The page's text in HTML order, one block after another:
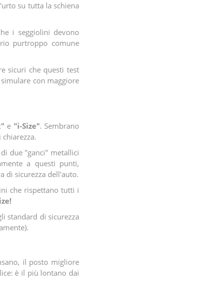
su tutta la schiena
i seggiolini devono
purtroppo comune
sicuri che questi test
con maggiore
e "i-Size". Sembrano
due "ganci" metallici
a questi punti,
di sicurezza dell'auto.
che rispettano tutti i
standard di sicurezza
il posto migliore
è il più lontano dai